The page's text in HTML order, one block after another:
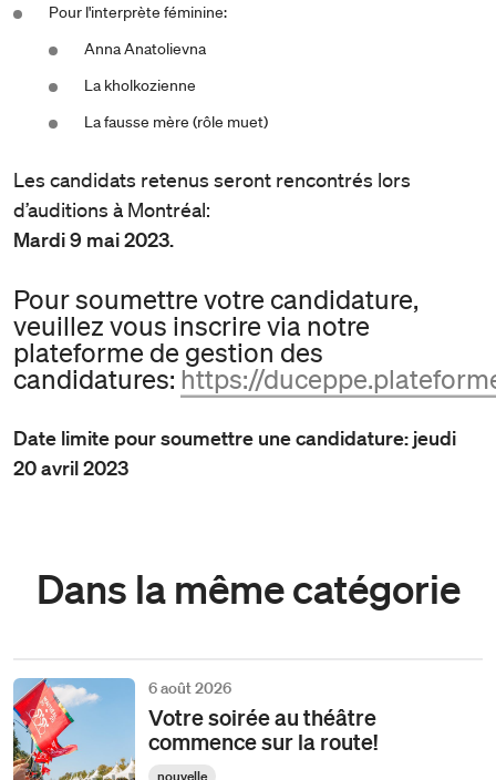
Pour l'interprète féminine:
Anna Anatolievna
La kholkozienne
La fausse mère (rôle muet)
Les candidats retenus seront rencontrés lors
d’auditions à Montréal:
Mardi 9 mai 2023.
Pour soumettre votre candidature,
veuillez vous inscrire via notre
plateforme de gestion des
candidatures: https://
Date limite pour soumettre une candidature: jeudi
20 avril 2023
Dans la même catégorie
Votre soirée au théâtre
commence sur la route!
nouvelle
6 août 2026